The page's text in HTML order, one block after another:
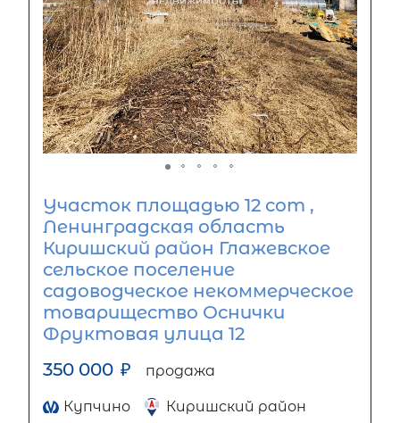
Участок площадью 12 сот ,
Ленинградская область
Киришский район Глажевское
сельское поселение
садоводческое некоммерческое
товарищество Оснички
Фруктовая улица 12
350 000 ₽ продажа
Купчино Киришский район